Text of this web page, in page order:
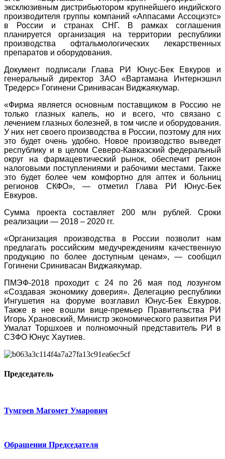
эксклюзивным дистрибьютором крупнейшего индийского
производителя группы компаний «Аппасами Ассоциэтс»
в России и странах СНГ. В рамках соглашения
планируется организация на территории республики
производства офтальмологических лекарственных
препаратов и оборудования.
Документ подписали Глава РИ Юнус-Бек Евкуров и
генеральный директор ЗАО «Вартамана Интернэшнл
Тредерс» Гогинени Сринивасан Виджаякумар.
«Фирма является основным поставщиком в Россию не
только глазных капель, но и всего, что связано с
лечением глазных болезней, в том числе и оборудования.
У них нет своего производства в России, поэтому для них
это будет очень удобно. Новое производство выведет
республику и в целом Северо-Кавказский федеральный
округ на фармацевтический рынок, обеспечит регион
налоговыми поступлениями и рабочими местами. Также
это будет более чем комфортно для аптек и больниц
регионов СКФО», — отметил Глава РИ Юнус-Бек
Евкуров.
Сумма проекта составляет 200 млн рублей. Сроки
реализации — 2018 – 2020 гг.
«Организация производства в России позволит нам
предлагать российским медучреждениям качественную
продукцию по более доступным ценам», — сообщил
Гогинени Сринивасан Виджаякумар.
ПМЭФ-2018 проходит с 24 по 26 мая под лозунгом
«Создавая экономику доверия». Делегацию республики
Ингушетия на форуме возглавил Юнус-Бек Евкуров.
Также в нее вошли вице-премьер Правительства РИ
Игорь Храновский, Министр экономического развития РИ
Умалат Торшхоев и полномочный представитель РИ в
СЗФО Юнус Хаутиев.
Председатель
Тумгоев Магомет Умарович
Обращения Председателя